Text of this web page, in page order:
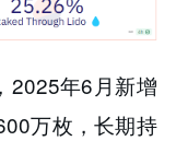
2025年6月新增
万枚，长期持